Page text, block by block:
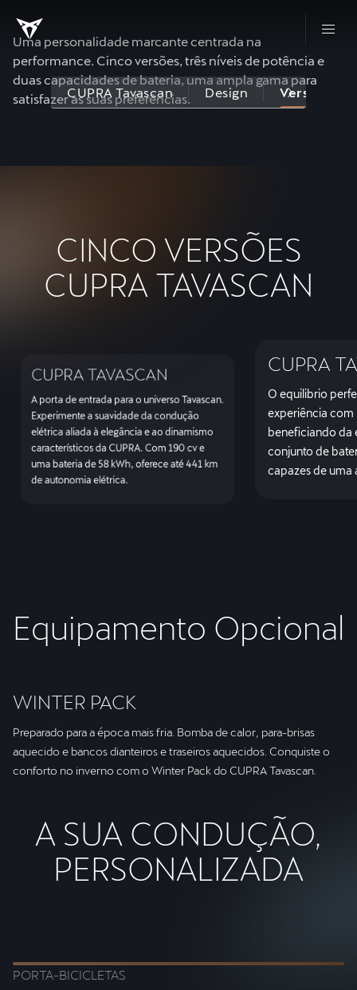
CUPRA Tavascan Design Versões e
Uma personalidade marcante centrada na
performance. Cinco versões, três níveis de potência e
duas capacidades de bateria, uma ampla gama para
satisfazer as suas preferências.
CINCO VERSÕES
CUPRA TAVASCAN
CUPRA TAVASCAN
A porta de entrada para o universo Tavascan.
Experimente a suavidade da condução
elétrica aliada à elegância e ao dinamismo
característicos da CUPRA. Com 190 cv e
uma bateria de 58 kWh, oferece até 441 km
de autonomia elétrica.
CUPRA
O equilibrio
experiência com
beneficiando da
conjunto de
capazes de
Equipamento Opcional
WINTER PACK
Preparado para a época mais fria. Bomba de calor, para-brisas
aquecido e bancos dianteiros e traseiros aquecidos. Conquiste o
conforto no inverno com o Winter Pack do CUPRA Tavascan.
A SUA CONDUÇÃO,
PERSONALIZADA
PORTA-BICICLETAS